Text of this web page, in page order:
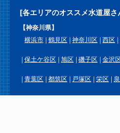
[各エリアのオススメ水道屋さ
【神奈川県】
横浜市
鶴見区 神奈川区 西区
保土ケ谷区 旭区 磯子区 金沢
青葉区 都筑区 戸塚区 栄区